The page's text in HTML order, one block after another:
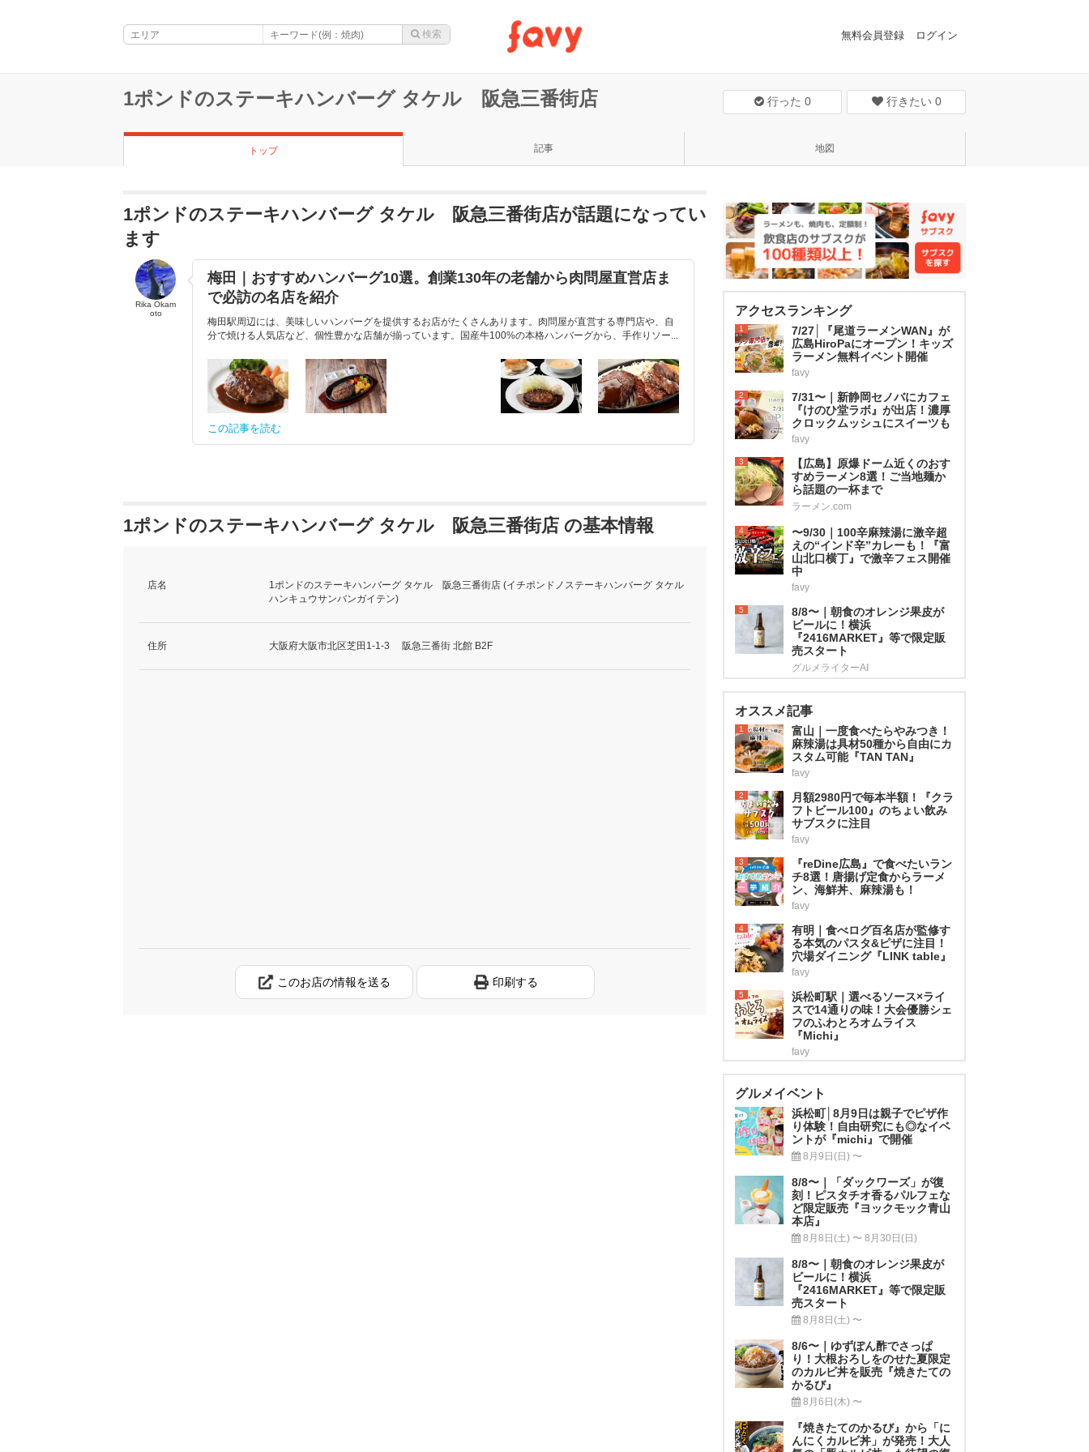
無料会員登録 ログイン
1ポンドのステーキハンバーグ タケル 阪急三番街店 行った 0 行きたい 0
トップ 記事 地図
1ポンドのステーキハンバーグ タケル 阪急三番街店が話題になってい
ます
Rika Okam
oto
梅田｜おすすめハンバーグ10選。創業130年の老舗から肉問屋直営店ま
で必訪の名店を紹介
梅田駅周辺には、美味しいハンバーグを提供するお店がたくさんあります。肉問屋が直営する専門店や、自
分で焼ける人気店など、個性豊かな店舗が揃っています。国産牛100%の本格ハンバーグから、手作りソー...
この記事を読む
1ポンドのステーキハンバーグ タケル 阪急三番街店 の基本情報
店名
1ポンドのステーキハンバーグ タケル 阪急三番街店 (イチポンドノステーキハンバーグ タケル
ハンキュウサンバンガイテン)
住所 大阪府大阪市北区芝田1-1-3 阪急三番街 北館 B2F
このお店の情報を送る 印刷する
アクセスランキング
1
7/27│『尾道ラーメンWAN』が
広島HiroPaにオープン！キッズ
ラーメン無料イベント開催
favy
2
7/31〜｜新静岡セノバにカフェ
『けのひ堂ラボ』が出店！濃厚
クロックムッシュにスイーツも
favy
3
【広島】原爆ドーム近くのおす
すめラーメン8選！ご当地麺か
ら話題の一杯まで
ラーメン.com
4
〜9/30｜100辛麻辣湯に激辛超
えの“インド辛”カレーも！『富
山北口横丁』で激辛フェス開催
中
favy
5
8/8〜｜朝食のオレンジ果皮が
ビールに！横浜
『2416MARKET』等で限定販
売スタート
グルメライターAI
オススメ記事
1
富山｜一度食べたらやみつき！
麻辣湯は具材50種から自由にカ
スタム可能『TAN TAN』
favy
2
月額2980円で毎本半額！『クラ
フトビール100』のちょい飲み
サブスクに注目
favy
3
『reDine広島』で食べたいラン
チ8選！唐揚げ定食からラーメ
ン、海鮮丼、麻辣湯も！
favy
4
有明｜食べログ百名店が監修す
る本気のパスタ&ピザに注目！
穴場ダイニング『LINK table』
favy
5
浜松町駅｜選べるソース×ライ
スで14通りの味！大会優勝シェ
フのふわとろオムライス
『Michi』
favy
グルメイベント
浜松町│8月9日は親子でピザ作
り体験！自由研究にも◎なイベ
ントが『michi』で開催
8月9日(日) 〜
8/8〜｜「ダックワーズ」が復
刻！ピスタチオ香るパルフェな
ど限定販売『ヨックモック青山
本店』
8月8日(土) 〜 8月30日(日)
8/8〜｜朝食のオレンジ果皮が
ビールに！横浜
『2416MARKET』等で限定販
売スタート
8月8日(土) 〜
8/6〜｜ゆずぽん酢でさっぱ
り！大根おろしをのせた夏限定
のカルビ丼を販売『焼きたての
かるび』
8月6日(木) 〜
『焼きたてのかるび』から「に
んにくカルビ丼」が発売！大人